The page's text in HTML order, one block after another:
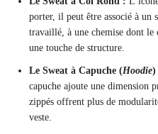
porter, il peut être associé à
travaillé, à une chemise dont le
une touche de structure.
Le Sweat à Capuche (Hoodie)
capuche ajoute une dimension
zippés offrent plus de
veste.